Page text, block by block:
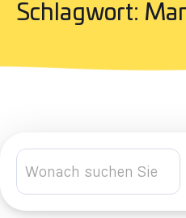
Produkte & Angebote
Netzwerkdienste
Schlagwort: